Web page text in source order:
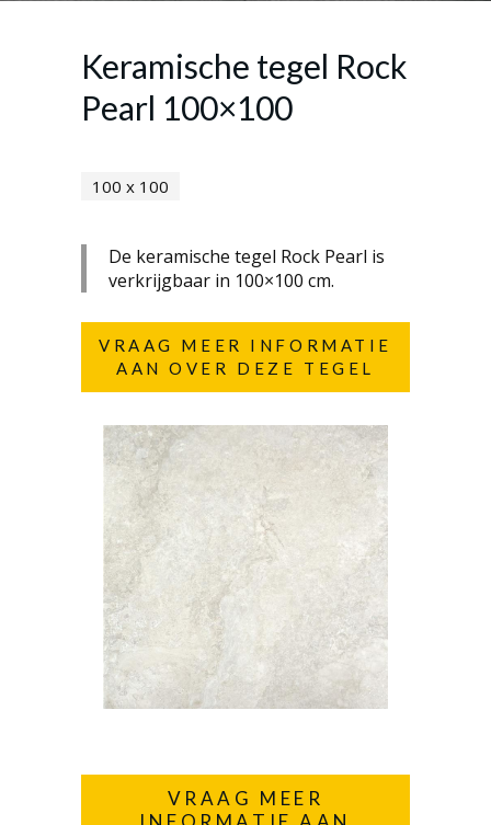
Keramische tegel Rock
Pearl 100×100
100 x 100
De keramische tegel Rock Pearl is
verkrijgbaar in 100×100 cm.
VRAAG MEER INFORMATIE
AAN OVER DEZE TEGEL
VRAAG MEER